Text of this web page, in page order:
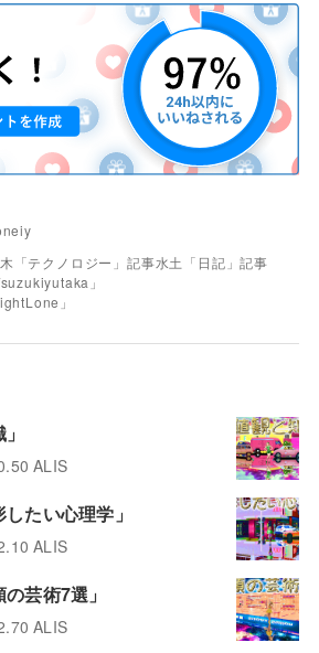
「テクノロジー」記事水土「日記」記事
」
」
ALIS
たい心理学」
ALIS
芸術7選」
ALIS